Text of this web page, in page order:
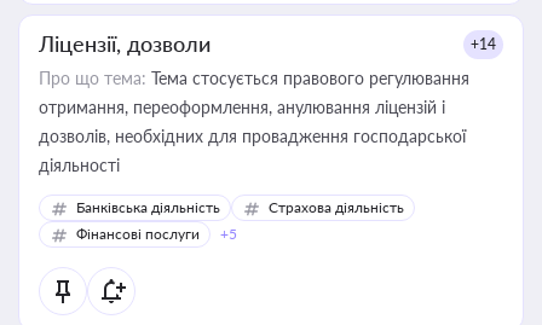
Ліцензії, дозволи +14
Про що тема: Тема стосується правового регулювання
отримання, переоформлення, анулювання ліцензій і
дозволів, необхідних для провадження господарської
діяльності
Банківська діяльність
Страхова діяльність
Фінансові послуги
+5